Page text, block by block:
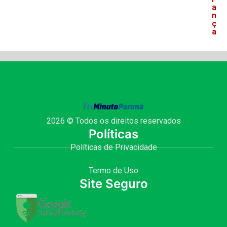
a
n
ç
a
2026 © Todos os direitos reservados
Políticas
Políticas de Privacidade
Termo de Uso
Site Seguro